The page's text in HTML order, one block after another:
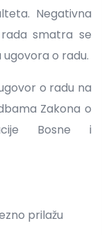
Negativna
smatra se
o radu.
o radu na
Zakona o
Bosne i
prilažu